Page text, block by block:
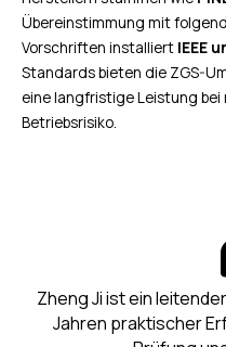
Übereinstimmung mit
Vorschriften installiert IEEE
Standards bieten die ZGS-
eine langfristige Leistung bei
Betriebsrisiko.
Zheng Ji ist ein
Jahren praktischer